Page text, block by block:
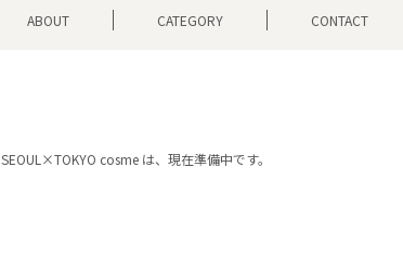
ABOUT CATEGORY CONTACT
SEOUL×TOKYO cosme は、現在準備中です。